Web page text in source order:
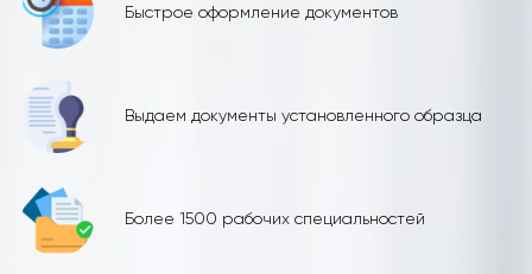
Быстрое оформление документов
Выдаем документы установленного образца
Более 1500 рабочих специальностей